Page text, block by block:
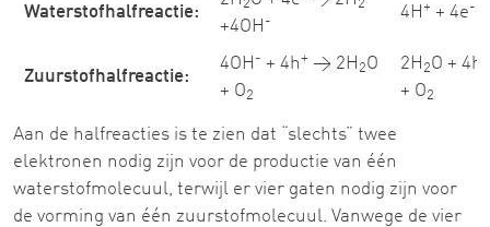
Waterstofhalfreactie: 2 2
+4OH - 4H + + 4e-
Zuurstofhalfreactie:
4OH - + 4h+ → 2H 2O
+ O2
2H 2O + 4h
+ O2
Aan de halfreacties is te zien dat “slechts” twee
elektronen nodig zijn voor de productie van één
waterstofmolecuul, terwijl er vier gaten nodig zijn voor
de vorming van één zuurstofmolecuul. Vanwege de vier